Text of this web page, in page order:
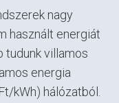
nagy
használt energiát
tudunk villamos
energia
kWh) hálózatból.